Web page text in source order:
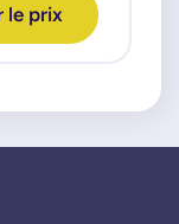
le prix